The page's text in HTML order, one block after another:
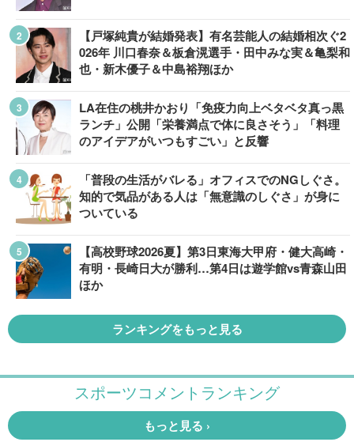
【戸塚純貴が結婚発表】有名芸能人の結婚相次ぐ2
026年 川口春奈＆板倉滉選手・田中みな実＆亀梨和
也・新木優子＆中島裕翔ほか
LA在住の桃井かおり「免疫力向上ベタベタ真っ黒
ランチ」公開「栄養満点で体に良さそう」「料理
のアイデアがいつもすごい」と反響
「普段の生活がバレる」オフィスでのNGしぐさ。
知的で気品がある人は「無意識のしぐさ」が身に
ついている
【高校野球2026夏】第3日東海大甲府・健大高崎・
有明・長崎日大が勝利…第4日は遊学館vs青森山田
ほか
ランキングをもっと見る